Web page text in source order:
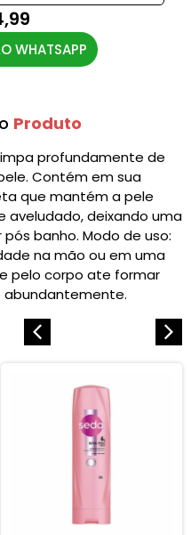
WHATSAPP
Produto
profundamente de
Contém em sua
que mantém a pele
aveludado, deixando uma
banho. Modo de uso:
na mão ou em uma
pelo corpo ate formar
abundantemente.